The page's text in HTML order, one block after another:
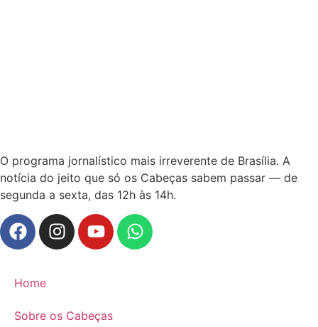
O programa jornalístico mais irreverente de Brasília. A
notícia do jeito que só os Cabeças sabem passar — de
segunda a sexta, das 12h às 14h.
Home
Sobre os Cabeças